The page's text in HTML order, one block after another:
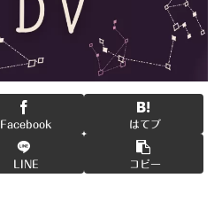
Facebook はてブ
LINE コピー